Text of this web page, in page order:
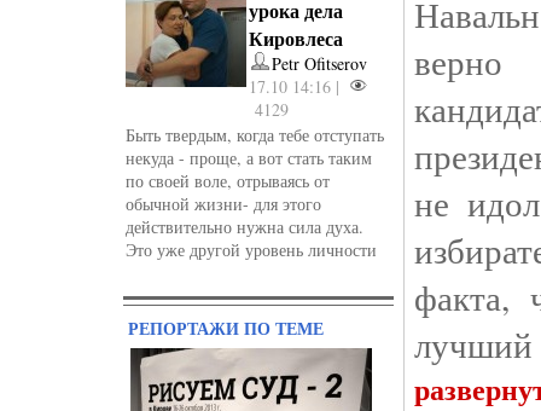
урока дела
Кировлеса
Petr Ofitserov
17.10 14:16 |
4129
Быть твердым, когда тебе отступать
некуда - проще, а вот стать таким
по своей воле, отрываясь от
обычной жизни- для этого
действительно нужна сила духа.
Это уже другой уровень личности
РЕПОРТАЖИ ПО ТЕМЕ
верно
не
факта,
лучший